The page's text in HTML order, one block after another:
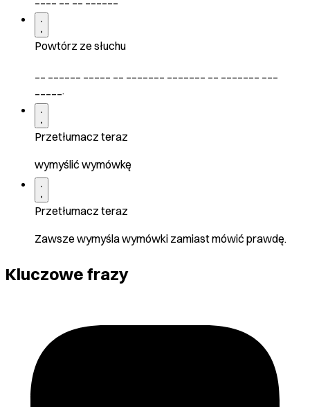
Powtórz ze słuchu
_____.
Przetłumacz teraz
wymyślić wymówkę
Przetłumacz teraz
Zawsze wymyśla wymówki zamiast mówić prawdę.
Kluczowe frazy